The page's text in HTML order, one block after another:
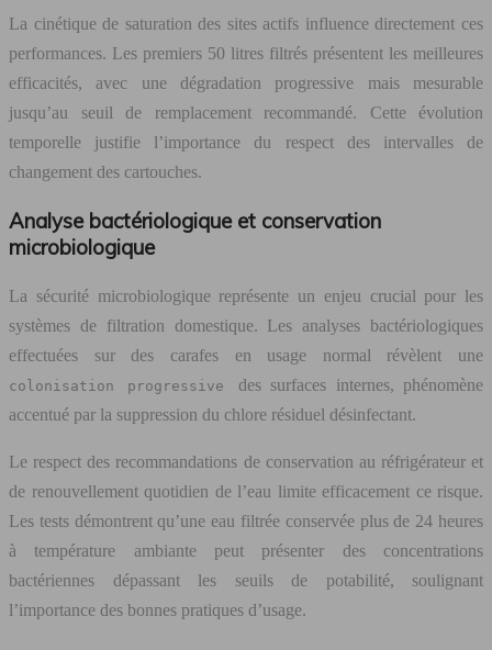
La cinétique de saturation des sites actifs influence directement ces
performances. Les premiers 50 litres filtrés présentent les meilleures
efficacités, avec une dégradation progressive mais mesurable
jusqu’au seuil de remplacement recommandé. Cette évolution
temporelle justifie l’importance du respect des intervalles de
changement des cartouches.
Analyse bactériologique et conservation
microbiologique
La sécurité microbiologique représente un enjeu crucial pour les
systèmes de filtration domestique. Les analyses bactériologiques
effectuées sur des carafes en usage normal révèlent une
colonisation progressive des surfaces internes, phénomène
accentué par la suppression du chlore résiduel désinfectant.
Le respect des recommandations de conservation au réfrigérateur et
de renouvellement quotidien de l’eau limite efficacement ce risque.
Les tests démontrent qu’une eau filtrée conservée plus de 24 heures
à température ambiante peut présenter des concentrations
bactériennes dépassant les seuils de potabilité, soulignant
l’importance des bonnes pratiques d’usage.